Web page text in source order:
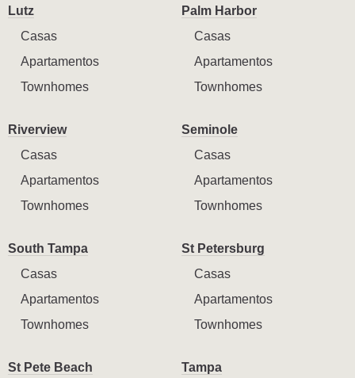
Lutz
Casas
Apartamentos
Townhomes
Palm Harbor
Casas
Apartamentos
Townhomes
Riverview
Casas
Apartamentos
Townhomes
Seminole
Casas
Apartamentos
Townhomes
South Tampa
Casas
Apartamentos
Townhomes
St Petersburg
Casas
Apartamentos
Townhomes
St Pete Beach
Tampa